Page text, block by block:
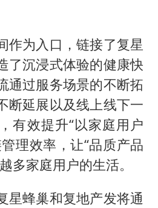
作为入口，链接了复星
了沉浸式体验的健康快
通过服务场景的不断拓
断延展以及线上线下一
有效提升“以家庭用户
理效率，让“品质产品
多家庭用户的生活。
星蜂巢和复地产发将通